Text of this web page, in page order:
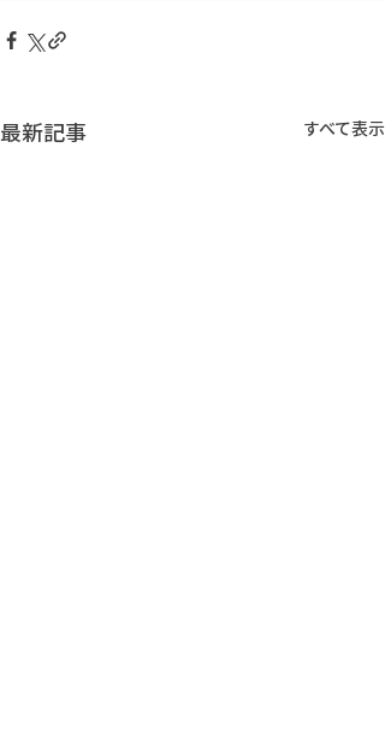
最新記事 すべて表示